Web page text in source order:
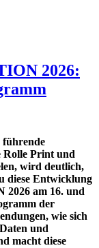
2026:
führende
Rolle Print und
wird deutlich,
diese Entwicklung
am 16. und
der
wie sich
und
macht diese